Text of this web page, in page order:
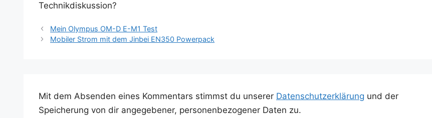
Technikdiskussion?
Mein Olympus OM-D E-M1 Test
Mobiler Strom mit dem Jinbei EN350 Powerpack
Mit dem Absenden eines Kommentars stimmst du unserer Datenschutzerklärung und der
Speicherung von dir angegebener, personenbezogener Daten zu.